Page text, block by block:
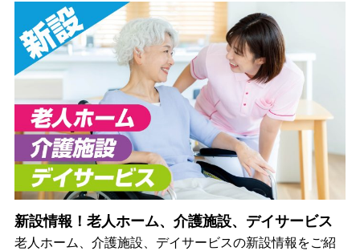
新設情報！老人ホーム、介護施設、デイサービス
老人ホーム、介護施設、デイサービスの新設情報をご紹